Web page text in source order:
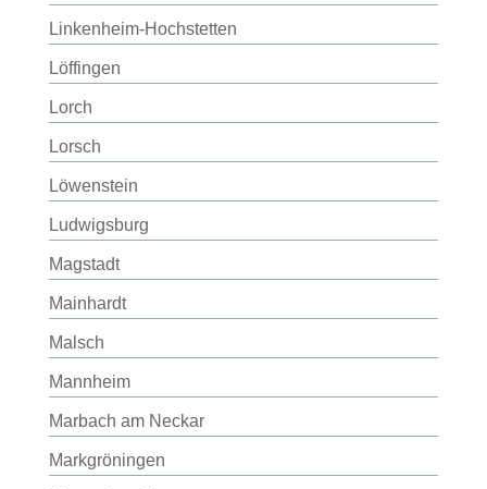
Linkenheim-Hochstetten
Löffingen
Lorch
Lorsch
Löwenstein
Ludwigsburg
Magstadt
Mainhardt
Malsch
Mannheim
Marbach am Neckar
Markgröningen